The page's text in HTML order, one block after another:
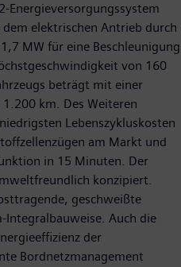
Energieversorgungssystem
elektrischen Antrieb durch
MW für eine Beschleunigung
von 160
beträgt mit einer
km. Des Weiteren
Lebenszykluskosten
am Markt und
in 15 Minuten. Der
konzipiert.
geschweißte
Auch die
der
Bordnetzmanagement